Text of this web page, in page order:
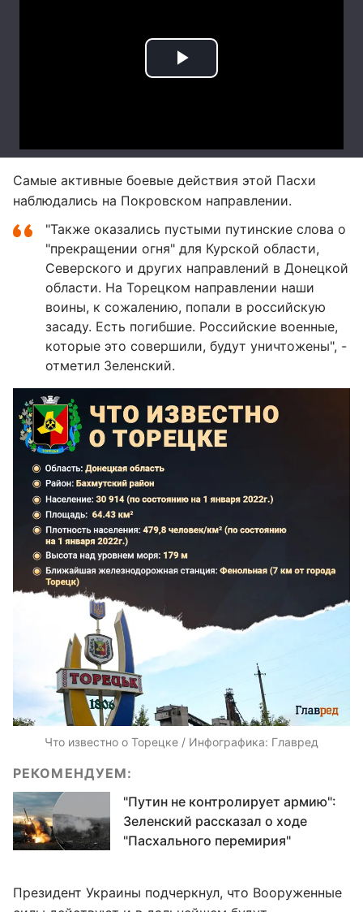
Самые активные боевые действия этой Пасхи
наблюдались на Покровском направлении.
"Также оказались пустыми путинские слова о
"прекращении огня" для Курской области,
Северского и других направлений в Донецкой
области. На Торецком направлении наши
воины, к сожалению, попали в российскую
засаду. Есть погибшие. Российские военные,
которые это совершили, будут уничтожены", -
отметил Зеленский.
Что известно о Торецке / Инфографика: Главред
РЕКОМЕНДУЕМ:
"Путин не контролирует армию":
Зеленский рассказал о ходе
"Пасхального перемирия"
Президент Украины подчеркнул, что Вооруженные